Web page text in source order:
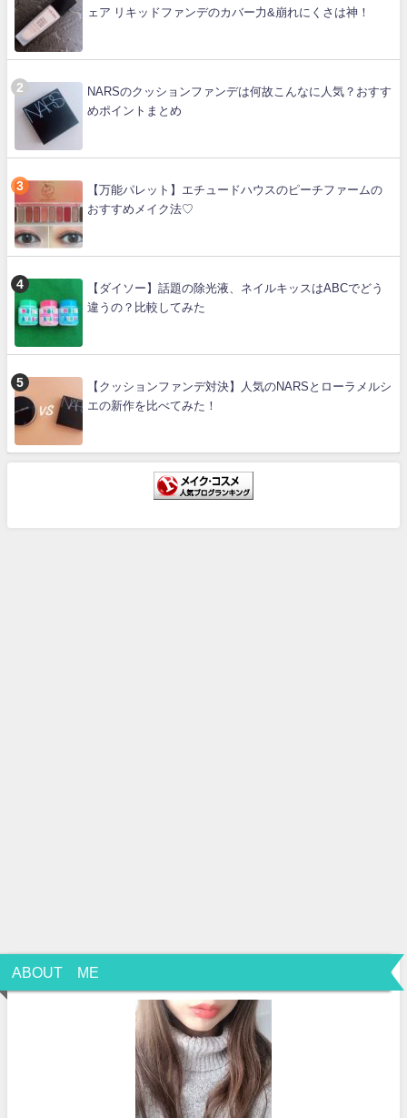
ェア リキッドファンデのカバー力&崩れにくさは神！
NARSのクッションファンデは何故こんなに人気？おすす
めポイントまとめ
【万能パレット】エチュードハウスのピーチファームの
おすすめメイク法♡
【ダイソー】話題の除光液、ネイルキッスはABCでどう
違うの？比較してみた
【クッションファンデ対決】人気のNARSとローラメルシ
エの新作を比べてみた！
ABOUT ME